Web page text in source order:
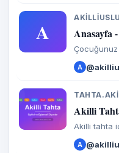
A Anasayfa
mobil
oyunla
A
T Akilli
Akilli tahta
Matematik,
Turkce,
A